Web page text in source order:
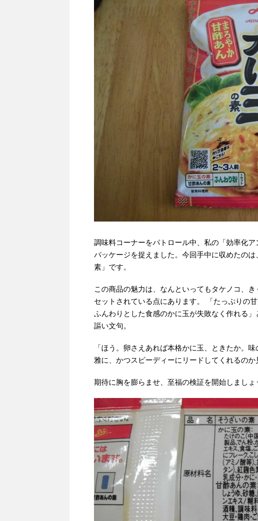
調味料コーナーをパトロール中、私の「効率化
パッケージを捉えました。今回手中に収めたの
素」です。
この商品の魅力は、なんといってもタケノコ、
セットされている点にあります。 「たっぷりの
ふんわりとした食感のかに玉が失敗なく作れる
謳い文句。
「ほう。卵さえあれば本格かに玉、ときたか。
雅に、かつスピーディーにリードしてくれるのか
期待に胸を膨らませ、至福の検証を開始しましょ